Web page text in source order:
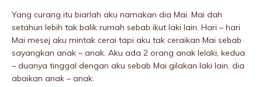
Yang curang itu biarlah aku namakan dia Mai. Mai dah
setahun lebih tak balik rumah sebab ikut laki lain. Hari – hari
Mai mesej aku mintak cerai tapi aku tak ceraikan Mai sebab
sayangkan anak – anak. Aku ada 2 orang anak lelaki, kedua
– duanya tinggal dengan aku sebab Mai giIakan laki lain, dia
abaikan anak – anak.